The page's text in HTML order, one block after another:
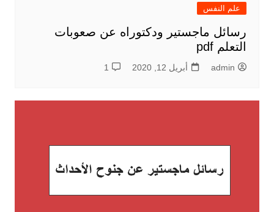
علم النفس
رسائل ماجستير ودكتوراه عن صعوبات
التعلم pdf
admin أبريل 12, 2020 1